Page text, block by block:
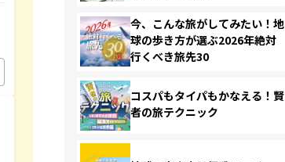
今、こんな旅がしてみたい！地
球の歩き方が選ぶ2026年絶対
行くべき旅先30
コスパもタイパもかなえる！賢
者の旅テクニック